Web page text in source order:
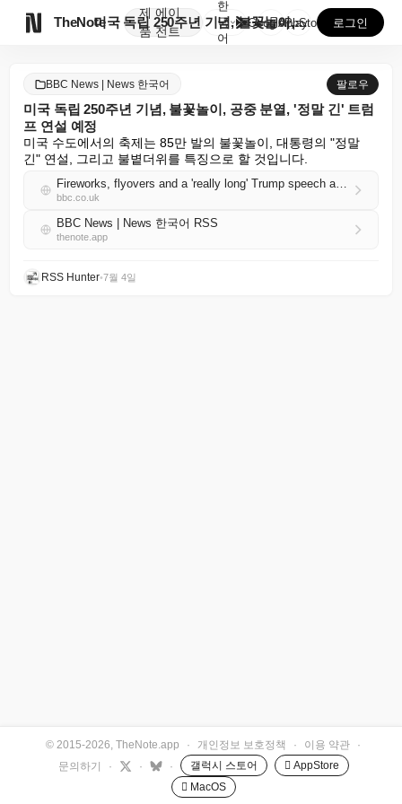
TheNote
제
품
에이
전트
미국 독립 250주년 기념, 불꽃놀이, 공중 분열, '...
한
국
어
GooglePlay
AppStore 로그인
BBC News | News 한국어 팔로우
미국 독립 250주년 기념, 불꽃놀이, 공중 분열, '정말 긴' 트럼
프 연설 예정
미국 수도에서의 축제는 85만 발의 불꽃놀이, 대통령의 "정말
긴" 연설, 그리고 불볕더위를 특징으로 할 것입니다.
Fireworks, flyovers and a 'really long' Trump speech ahead as US celebrates 250th
bbc.co.uk
BBC News | News 한국어 RSS
thenote.app
RSS Hunter•7월 4일
© 2015-2026, TheNote.app · 개인정보 보호정책 · 이용 약관
·
문의하기
· · · 갤럭시 스토어
 AppStore
 MacOS